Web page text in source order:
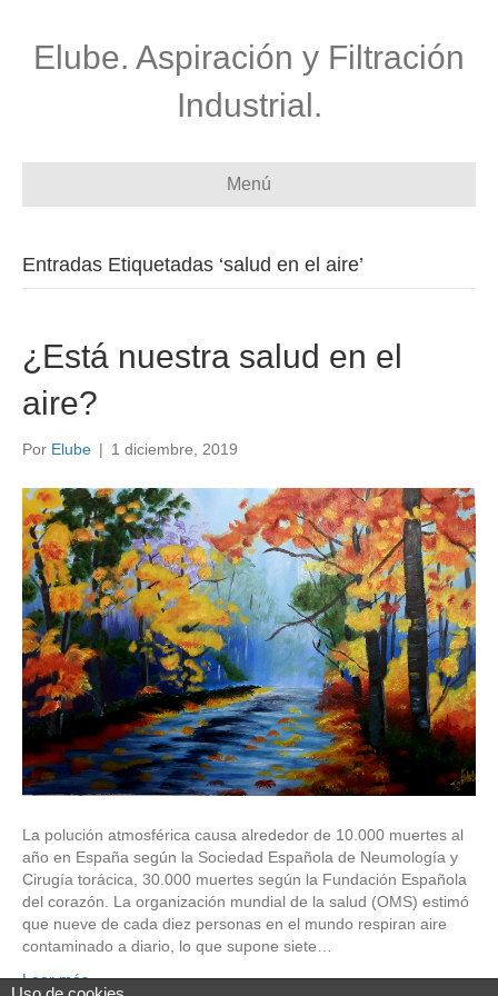
Elube. Aspiración y Filtración
Industrial.
Menú
Entradas Etiquetadas ‘salud en el aire’
¿Está nuestra salud en el
aire?
Por Elube | 1 diciembre, 2019
La polución atmosférica causa alrededor de 10.000 muertes al
año en España según la Sociedad Española de Neumología y
Cirugía torácica, 30.000 muertes según la Fundación Española
del corazón. La organización mundial de la salud (OMS) estimó
que nueve de cada diez personas en el mundo respiran aire
contaminado a diario, lo que supone siete…
Leer más